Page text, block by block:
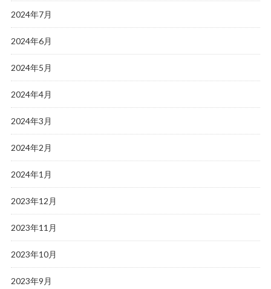
2024年7月
2024年6月
2024年5月
2024年4月
2024年3月
2024年2月
2024年1月
2023年12月
2023年11月
2023年10月
2023年9月